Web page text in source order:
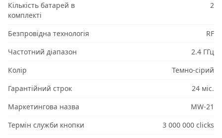
Кількість батарей в
комплекті
2
Безпровідна технологія
RF
Частотний діапазон
2.4 ГГц
Колір
Темно-сірий
Гарантійний строк
24 міс.
Маркетингова назва
MW-21
Термін служби кнопки
3 000 000 clicks